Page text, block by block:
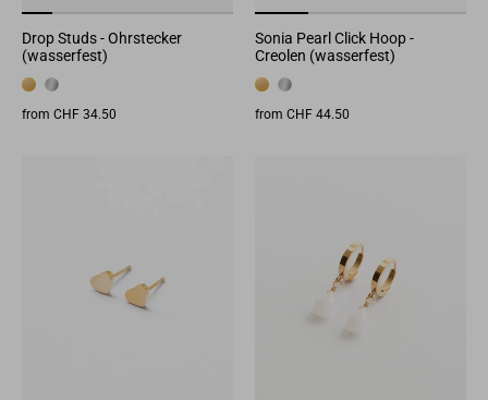
Drop Studs - Ohrstecker
(wasserfest)
from CHF 34.50
Sonia Pearl Click Hoop -
Creolen (wasserfest)
from CHF 44.50